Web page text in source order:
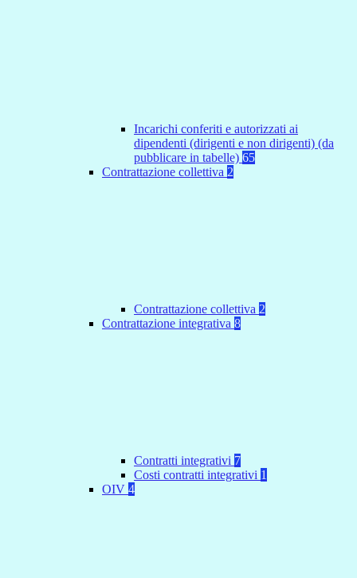
Incarichi conferiti e autorizzati ai
dipendenti (dirigenti e non dirigenti) (da
pubblicare in tabelle) 65
Contrattazione collettiva 2
Contrattazione collettiva 2
Contrattazione integrativa 8
Contratti integrativi 7
Costi contratti integrativi 1
OIV 4